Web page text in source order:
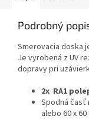
Podrobný
Smerovacia doska
Je vyrobená z UV
dopravy pri
2x RA1
Spodná časť
alebo 60 x